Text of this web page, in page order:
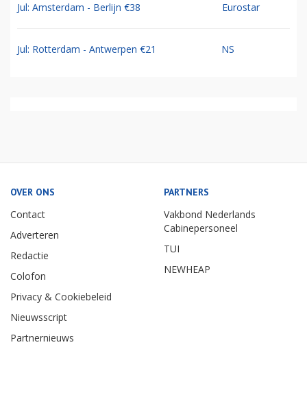
Jul: Amsterdam - Berlijn €38 Eurostar
Jul: Rotterdam - Antwerpen €21 NS
OVER ONS
Contact
Adverteren
Redactie
Colofon
Privacy & Cookiebeleid
Nieuwsscript
Partnernieuws
PARTNERS
Vakbond Nederlands
Cabinepersoneel
TUI
NEWHEAP